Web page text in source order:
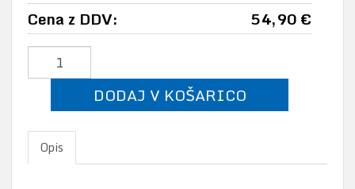
Cena z DDV: 54,90 €
DODAJ V KOŠARICO
Opis